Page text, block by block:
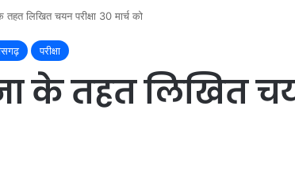
तहत लिखित चयन परीक्षा 30 मार्च को
परीक्षा
के तहत लिखित